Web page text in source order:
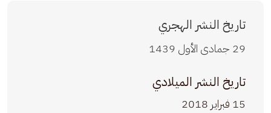
تاريخ النشر الهجري
29 جمادى الأول 1439
تاريخ النشر الميلادي
15 فبراير 2018